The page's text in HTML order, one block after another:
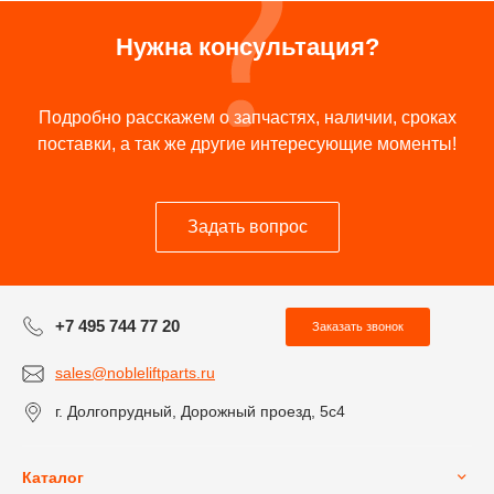
Нужна консультация?
Подробно расскажем о запчастях, наличии, сроках
поставки, а так же другие интересующие моменты!
Задать вопрос
+7 495 744 77 20 Заказать звонок
sales@nobleliftparts.ru
г. Долгопрудный, Дорожный проезд, 5с4
Каталог